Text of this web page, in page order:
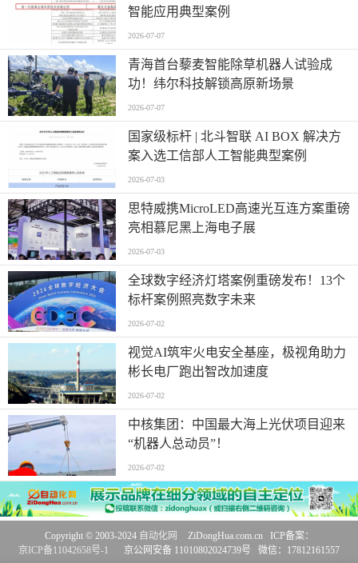
智能应用典型案例
2026-07-07
青海首台藜麦智能除草机器人试验成
功！纬尔科技解锁高原新场景
2026-07-07
国家级标杆 | 北斗智联 AI BOX 解决方
案入选工信部人工智能典型案例
2026-07-03
思特威携MicroLED高速光互连方案重磅
亮相慕尼黑上海电子展
2026-07-03
全球数字经济灯塔案例重磅发布！13个
标杆案例照亮数字未来
2026-07-02
视觉AI筑牢火电安全基座，极视角助力
彬长电厂跑出智改加速度
2026-07-02
中核集团：中国最大海上光伏项目迎来
“机器人总动员”！
2026-07-02
Copyright © 2003-2024 自动化网
ZiDongHua.com.cn ICP备案：
京ICP备11042658号-1
京公网安备 11010802024739号 微信：17812161557